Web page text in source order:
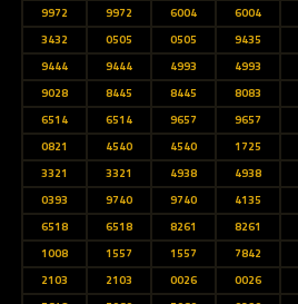
9972
9972 6004 6004
3432
0505 0505 9435
9444
9444 4993 4993
9028
8445 8445 8083
6514
6514 9657 9657
0821
4540 4540 1725
3321
3321 4938 4938
0393
9740 9740 4135
6518
6518 8261 8261
1008
1557 1557 7842
2103
2103 0026 0026